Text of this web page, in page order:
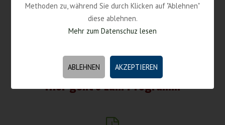
Hier geht’s zum Programm
Methoden zu, während Sie durch Klicken auf "Ablehnen"
diese ablehnen.
Mehr zum Datenschuz lesen
ABLEHNEN AKZEPTIEREN